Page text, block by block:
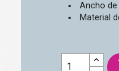
Ancho
Material